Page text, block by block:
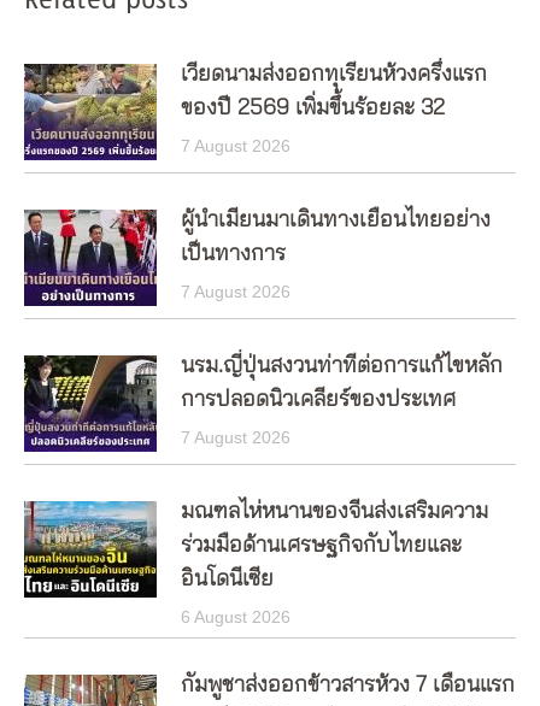
เวียดนามส่งออกทุเรียนห้วงครึ่งแรก
ของปี 2569 เพิ่มขึ้นร้อยละ 32
7 August 2026
ผู้นำเมียนมาเดินทางเยือนไทยอย่าง
เป็นทางการ
7 August 2026
นรม.ญี่ปุ่นสงวนท่าทีต่อการแก้ไขหลัก
การปลอดนิวเคลียร์ของประเทศ
7 August 2026
มณฑลไห่หนานของจีนส่งเสริมความ
ร่วมมือด้านเศรษฐกิจกับไทยและ
อินโดนีเซีย
6 August 2026
กัมพูชาส่งออกข้าวสารห้วง 7 เดือนแรก